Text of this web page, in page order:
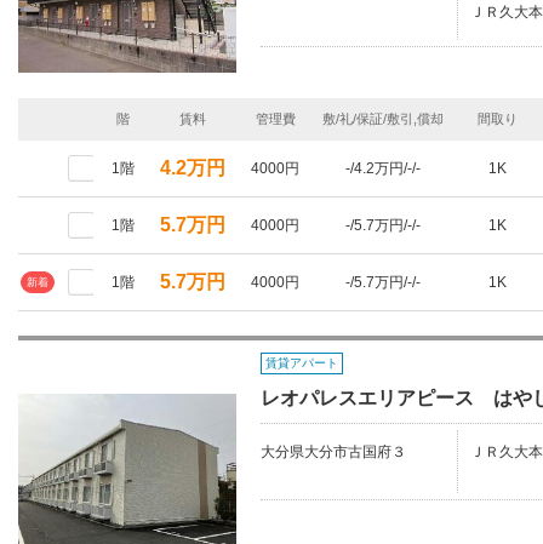
ＪＲ久大
階 賃料 管理費 敷/礼/保証/敷引,償却 間取り
1階 4.2万円 4000円 -/4.2万円/-/- 1K
1階 5.7万円 4000円 -/5.7万円/-/- 1K
新着 1階 5.7万円 4000円 -/5.7万円/-/- 1K
賃貸アパート
レオパレスエリアピース はや
大分県大分市古国府３ ＪＲ久大